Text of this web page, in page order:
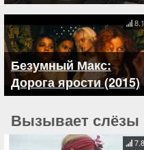
Безумный Макс:
Дорога ярости (2015)
8.1
Вызывает слёзы
7.8